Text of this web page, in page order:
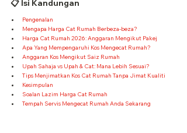
📋 Isi Kandungan
Pengenalan
Mengapa Harga Cat Rumah Berbeza-beza?
Harga Cat Rumah 2026: Anggaran Mengikut Pakej
Apa Yang Mempengaruhi Kos Mengecat Rumah?
Anggaran Kos Mengikut Saiz Rumah
Upah Sahaja vs Upah & Cat: Mana Lebih Sesuai?
Tips Menjimatkan Kos Cat Rumah Tanpa Jimat Kualiti
Kesimpulan
Soalan Lazim Harga Cat Rumah
Tempah Servis Mengecat Rumah Anda Sekarang